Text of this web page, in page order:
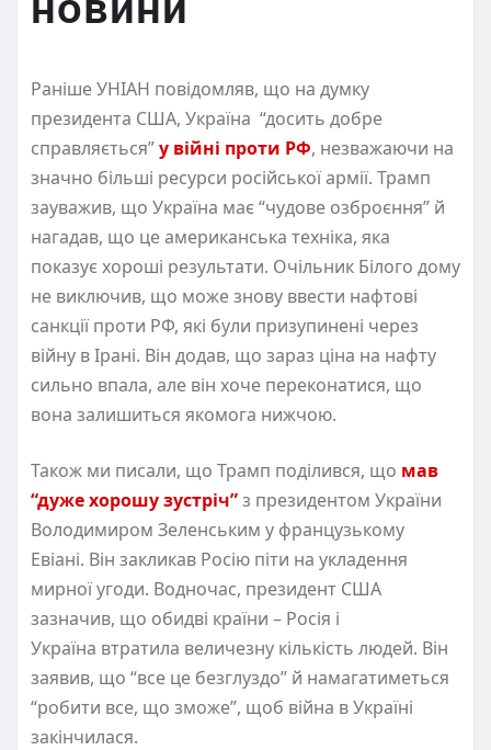
Раніше УНІАН повідомляв, що на думку
президента США, Україна “досить добре
справляється”у війні проти РФ, незважаючи на
значно більші ресурси російської армії. Трамп
зауважив, що Україна має “чудове озброєння” й
нагадав, що це американська техніка, яка
показує хороші результати. Очільник Білого дому
не виключив, що може знову ввести нафтові
санкції проти РФ, які були призупинені через
війну в Ірані. Він додав, що зараз ціна на нафту
сильно впала, але він хоче переконатися, що
вона залишиться якомога нижчою.
Також ми писали, що Трамп поділився, що мав
“дуже хорошу зустріч”з президентом України
Володимиром Зеленським у французькому
Евіані. Він закликав Росію піти на укладення
мирної угоди. Водночас, президент США
зазначив, що обидві країни – Росія і
Україна втратила величезну кількість людей. Він
заявив, що “все це безглуздо” й намагатиметься
“робити все, що зможе”, щоб війна в Україні
закінчилася.